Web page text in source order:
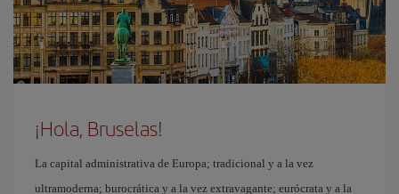
¡Hola, Bruselas!
La capital administrativa de Europa; tradicional y a la vez
ultramoderna; burocrática y a la vez extravagante; eurócrata y a la